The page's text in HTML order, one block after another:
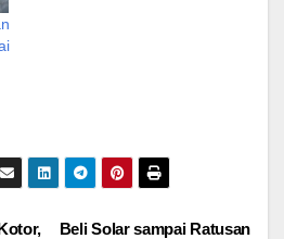
Beli Solar sampai Ratusan